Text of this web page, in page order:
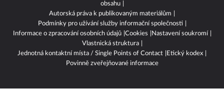
obsahu
Autorská práva k publikovaným materiálům
Podmínky pro užívání služby informační společnosti
Informace o zpracování osobních údajů Cookies
Nastavení soukromí
Vlastnická struktura
Jednotná kontaktní místa / Single Points of Contact
Etický kodex
Povinně zveřejňované informace